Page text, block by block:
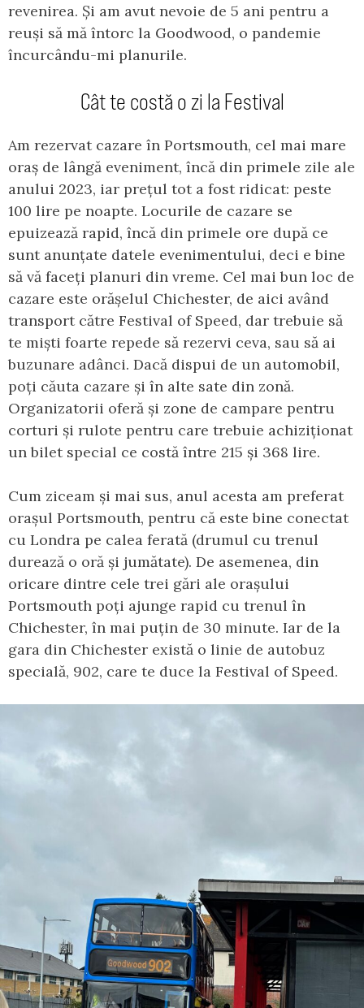
revenirea. Și am avut nevoie de 5 ani pentru a
reuși să mă întorc la Goodwood, o pandemie
încurcându-mi planurile.
Cât te costă o zi la Festival
Am rezervat cazare în Portsmouth, cel mai mare
oraș de lângă eveniment, încă din primele zile ale
anului 2023, iar prețul tot a fost ridicat: peste
100 lire pe noapte. Locurile de cazare se
epuizează rapid, încă din primele ore după ce
sunt anunțate datele evenimentului, deci e bine
să vă faceți planuri din vreme. Cel mai bun loc de
cazare este orășelul Chichester, de aici având
transport către Festival of Speed, dar trebuie să
te miști foarte repede să rezervi ceva, sau să ai
buzunare adânci. Dacă dispui de un automobil,
poți căuta cazare și în alte sate din zonă.
Organizatorii oferă și zone de campare pentru
corturi și rulote pentru care trebuie achiziționat
un bilet special ce costă între 215 și 368 lire.
Cum ziceam și mai sus, anul acesta am preferat
orașul Portsmouth, pentru că este bine conectat
cu Londra pe calea ferată (drumul cu trenul
durează o oră și jumătate). De asemenea, din
oricare dintre cele trei gări ale orașului
Portsmouth poți ajunge rapid cu trenul în
Chichester, în mai puțin de 30 minute. Iar de la
gara din Chichester există o linie de autobuz
specială, 902, care te duce la Festival of Speed.